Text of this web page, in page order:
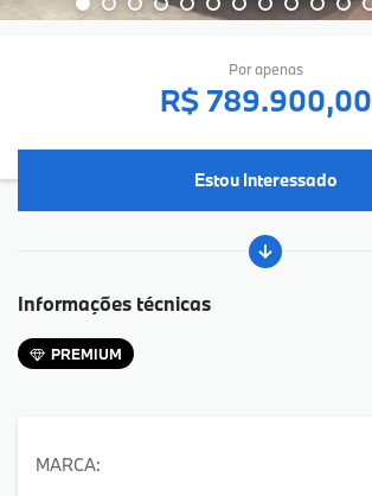
Por apenas
R$ 789.900,00
Estou Interessado
Informações técnicas
PREMIUM
MARCA: